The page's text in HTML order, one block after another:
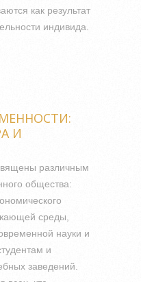
как результат
индивида.
В
И
различным
общества:
среды,
науки и
и
заведений.